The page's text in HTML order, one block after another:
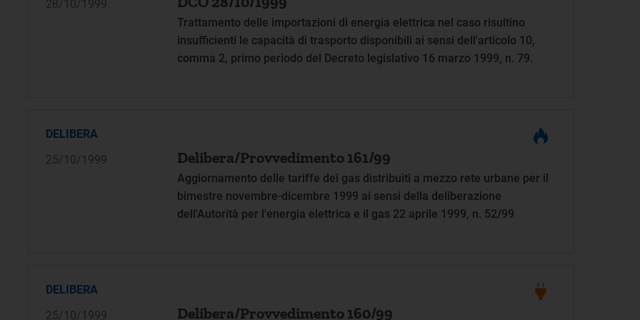
28/10/1999
Trattamento delle importazioni di energia elettrica nel caso risultino
insufficienti le capacità di trasporto disponibili ai sensi dell'articolo 10,
comma 2, primo periodo del Decreto legislativo 16 marzo 1999, n. 79.
DELIBERA
25/10/1999
Delibera/Provvedimento 161/99
Aggiornamento delle tariffe dei gas distribuiti a mezzo rete urbane per il
bimestre novembre-dicembre 1999 ai sensi della deliberazione
dell'Autorità per l'energia elettrica e il gas 22 aprile 1999, n. 52/99
DELIBERA
25/10/1999
Delibera/Provvedimento 160/99